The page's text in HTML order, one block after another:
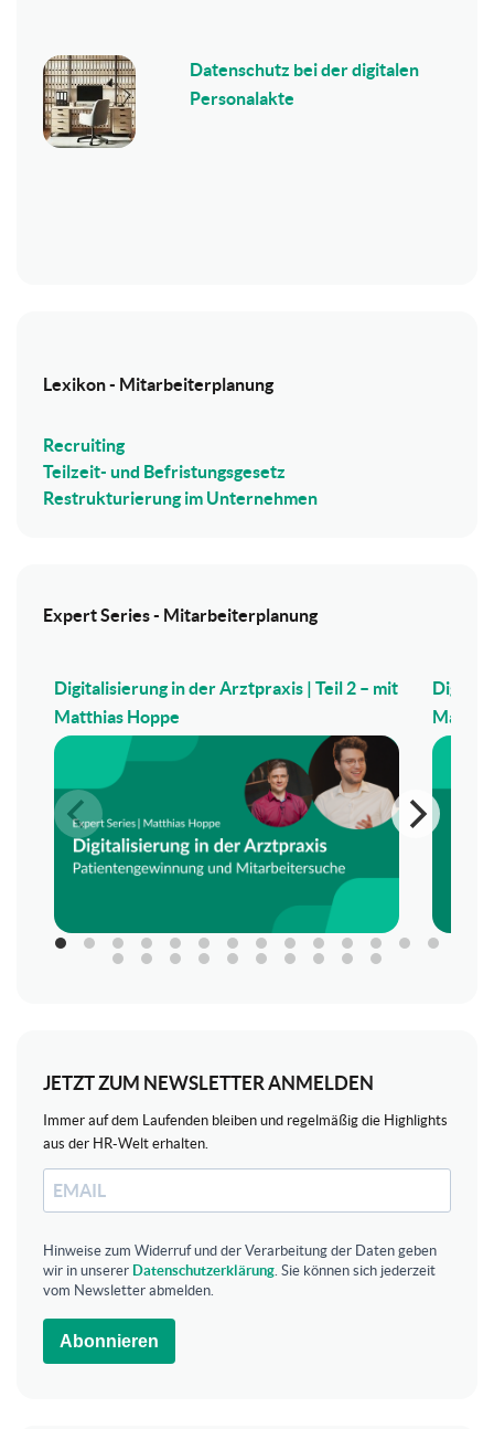
Datenschutz bei der digitalen
Personalakte
Lexikon - Mitarbeiterplanung
Recruiting
Teilzeit- und Befristungsgesetz
Restrukturierung im Unternehmen
Expert Series - Mitarbeiterplanung
Digitalisierung in der Arztpraxis | Teil 2 – mit
Matthias Hoppe
JETZT ZUM NEWSLETTER ANMELDEN
Immer auf dem Laufenden bleiben und regelmäßig die Highlights
aus der HR-Welt erhalten.
Hinweise zum Widerruf und der Verarbeitung der Daten geben
wir in unserer Datenschutzerklärung . Sie können sich jederzeit
vom Newsletter abmelden.
Abonnieren